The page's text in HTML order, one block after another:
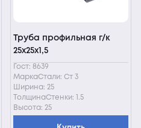
Труба профильная г/к
25х25х1,5
Гост: 8639
МаркаСтали: Ст 3
Ширина: 25
ТолщинаСтенки: 1.5
Высота: 25